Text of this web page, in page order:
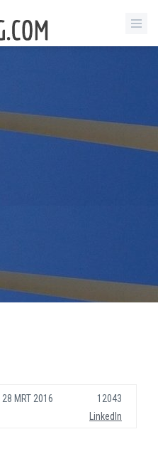
28 MRT 2016
12043
LinkedIn